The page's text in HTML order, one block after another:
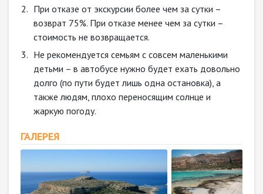
При отказе от экскурсии более чем за сутки –
возврат 75%. При отказе менее чем за сутки –
стоимость не возвращается.
Не рекомендуется семьям с совсем маленькими
детьми – в автобусе нужно будет ехать довольно
долго (по пути будет лишь одна остановка), а
также людям, плохо переносящим солнце и
жаркую погоду.
ГАЛЕРЕЯ